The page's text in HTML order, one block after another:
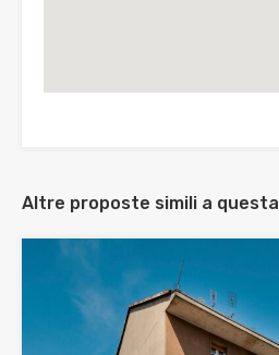
Altre proposte simili a questa